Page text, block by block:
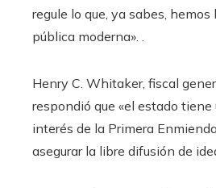
regule lo que, ya sabes,
pública moderna». .
Henry C. Whitaker, fiscal
respondió que «el estado tiene
interés de la Primera
asegurar la libre difusión de